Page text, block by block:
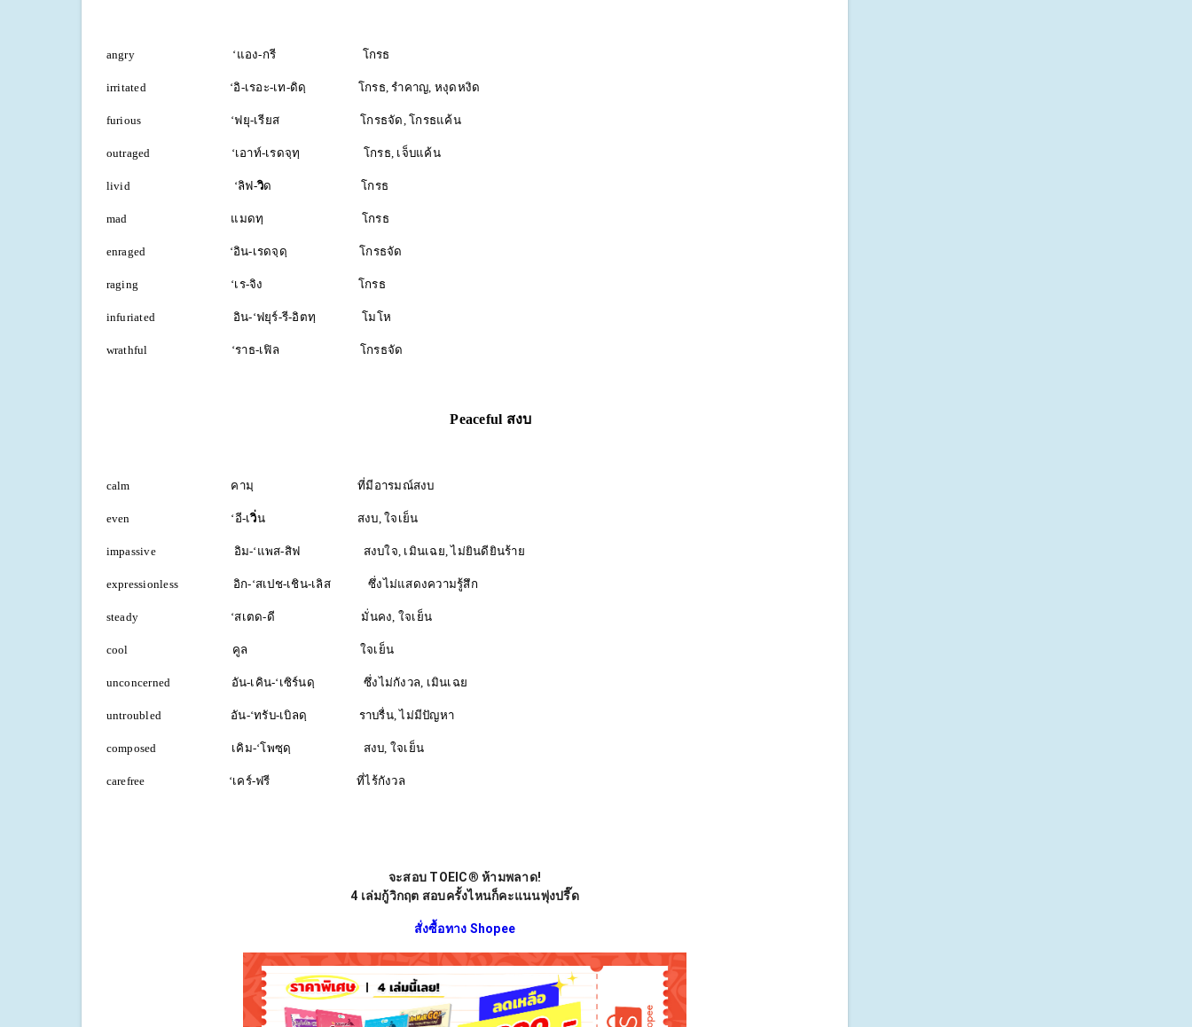
angry ‘แอง-กรี โกรธ
irritated ‘อิ-เรอะ-เท-ดิดฺ โกรธ, รำคาญ, หงุดหงิด
furious ‘ฟยุ-เรียส โกรธจัด, โกรธแค้น
outraged ‘เอาท์-เรดจฺทฺ โกรธ, เจ็บแค้น
livid ‘ลิฟ-วิด โกรธ
mad แมดทฺ โกรธ
enraged ‘อิน-เรดจฺดฺ โกรธจัด
raging ‘เร-จิง โกรธ
infuriated อิน-‘ฟยุร์-รี-อิตทฺ โมโห
wrathful ‘ราธ-เฟิล โกรธจัด
Peaceful สงบ
calm คามฺ ที่มีอารมณ์สงบ
even ‘อี-เวิ่น สงบ, ใจเย็น
impassive อิม-‘แพส-สิฟ สงบใจ, เมินเฉย, ไม่ยินดียินร้าย
expressionless อิก-‘สเปช-เชิน-เลิส ซึ่งไม่แสดงความรู้สึก
steady ‘สเตด-ดี มั่นคง, ใจเย็น
cool คูล ใจเย็น
unconcerned อัน-เคิน-‘เซิร์นดฺ ซึ่งไม่กังวล, เมินเฉย
untroubled อัน-‘ทรับ-เบิลดฺ ราบรื่น, ไม่มีปัญหา
composed เคิม-‘โพซฺดฺ สงบ, ใจเย็น
carefree ‘เคร์-ฟรี ที่ไร้กังวล
จะสอบ TOEIC® ห้ามพลาด!
4 เล่มกู้วิกฤต สอบครั้งไหนก็คะแนนพุ่งปรี๊ด
สั่งซื้อทาง Shopee